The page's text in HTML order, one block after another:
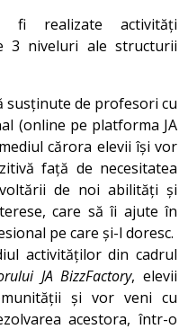
fi realizate activități
3 niveluri ale structurii
susținute de profesori cu
(online pe platforma JA
cărora elevii își vor
față de necesitatea
de noi abilități și
care să îi ajute în
pe care și-l doresc.
activităților din cadrul
JA BizzFactory, elevii
și vor veni cu
acestora, într-o